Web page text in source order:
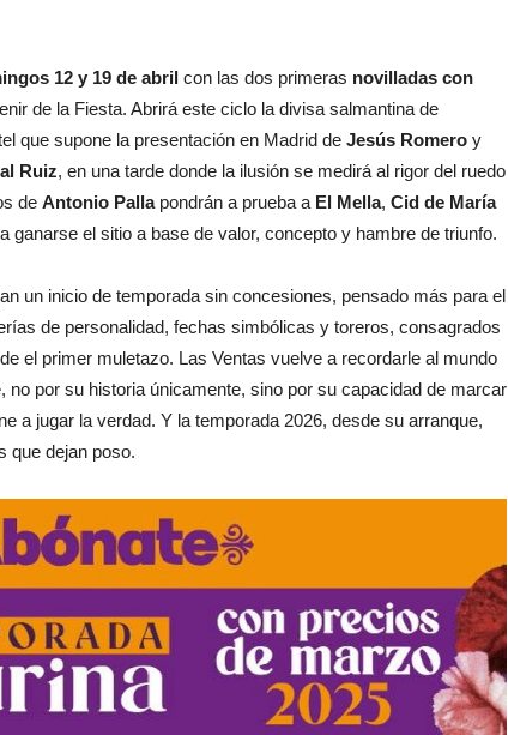
12 y 19 de abril con las dos primeras novilladas con
de la Fiesta. Abrirá este ciclo la divisa salmantina de
que supone la presentación en Madrid de Jesús Romero y
Ruiz, en una tarde donde la ilusión se medirá al rigor del ruedo
de Antonio Pallapondrán a prueba a El Mella, Cid de María
ganarse el sitio a base de valor, concepto y hambre de triunfo.
un inicio de temporada sin concesiones, pensado más para el
de personalidad, fechas simbólicas y toreros, consagrados
el primer muletazo. Las Ventas vuelve a recordarle al mundo
no por su historia únicamente, sino por su capacidad de marcar
a jugar la verdad. Y la temporada 2026, desde su arranque,
que dejan poso.